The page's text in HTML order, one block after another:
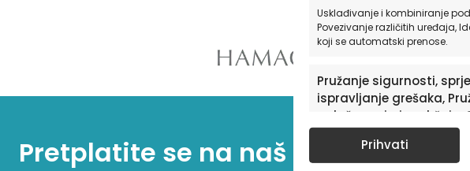
Usklađivanje i kombiniranje
Povezivanje različitih uređaja,
koji se automatski prenose.
Pružanje sigurnosti,
ispravljanje grešaka,
oglašavanja i sadržaja,
u pogledu privatnosti.
Prihvati
Pretplatite se na naš Newsletter